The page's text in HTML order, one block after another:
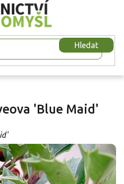
Hledat
'Blue Maid'